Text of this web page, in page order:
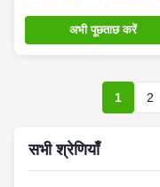
अभी पूछताछ करें
1 2
सभी श्रेणियाँ